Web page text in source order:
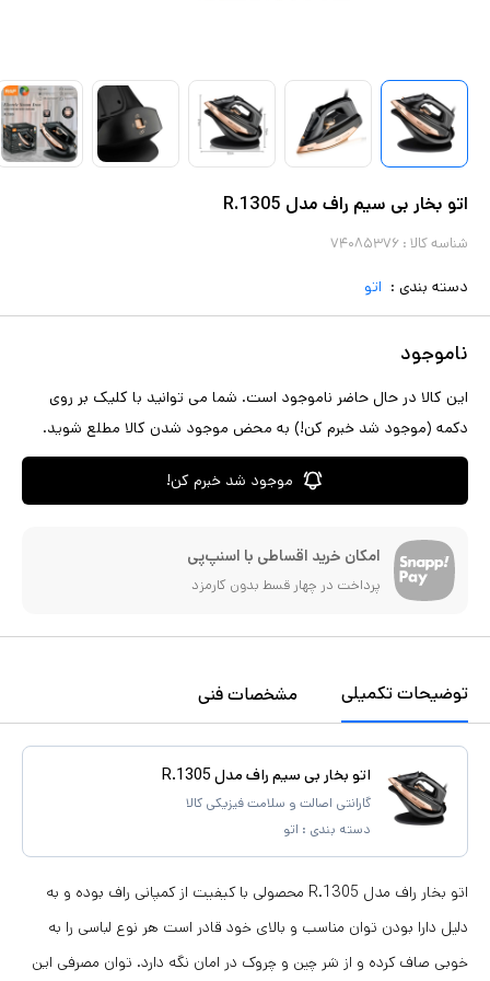
اتو بخار بی سیم راف مدل R.1305
شناسه کالا : ۷۴۰۸۵۳۷۶
دسته بندی : اتو
ناموجود
این کالا در حال حاضر ناموجود است. شما می توانید با کلیک بر روی
دکمه (موجود شد خبرم کن!) به محض موجود شدن کالا مطلع شوید.
موجود شد خبرم کن!
امکان خرید اقساطی با اسنپ‌پی
پرداخت در چهار قسط بدون کارمزد
توضیحات تکمیلی مشخصات فنی
اتو بخار بی سیم راف مدل R.1305
گارانتی اصالت و سلامت فیزیکی کالا
دسته بندی : اتو
اتو بخار راف مدل R.1305 محصولی با کیفیت از کمپانی راف بوده و به
دلیل دارا بودن توان مناسب و بالای خود قادر است هر نوع لباسی را به
خوبی صاف کرده و از شر چین و چروک در امان نگه دارد. توان مصرفی این